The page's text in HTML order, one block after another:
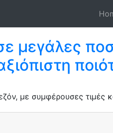
μεγάλες
με συμφέρουσες τιμές